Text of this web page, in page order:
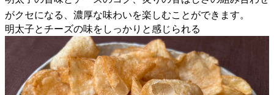
がクセになる、濃厚な味わいを楽しむことができます。
明太子とチーズの味をしっかりと感じられる